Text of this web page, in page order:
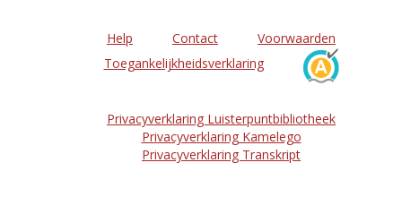
Help Contact
Voorwaarden
Toegankelijkheidsverklaring
Privacyverklaring Luisterpuntbibliotheek
Privacyverklaring Kamelego
Privacyverklaring Transkript